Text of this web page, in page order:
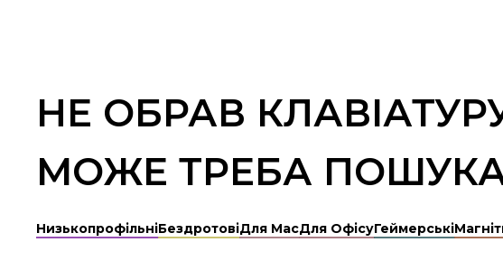
НЕ ОБРАВ
МОЖЕ ТРЕБА
НизькопрофільніБездротовіДля MacДля ОфісуГеймерські